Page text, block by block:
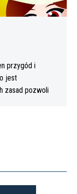
przygód i
jest
zasad pozwoli